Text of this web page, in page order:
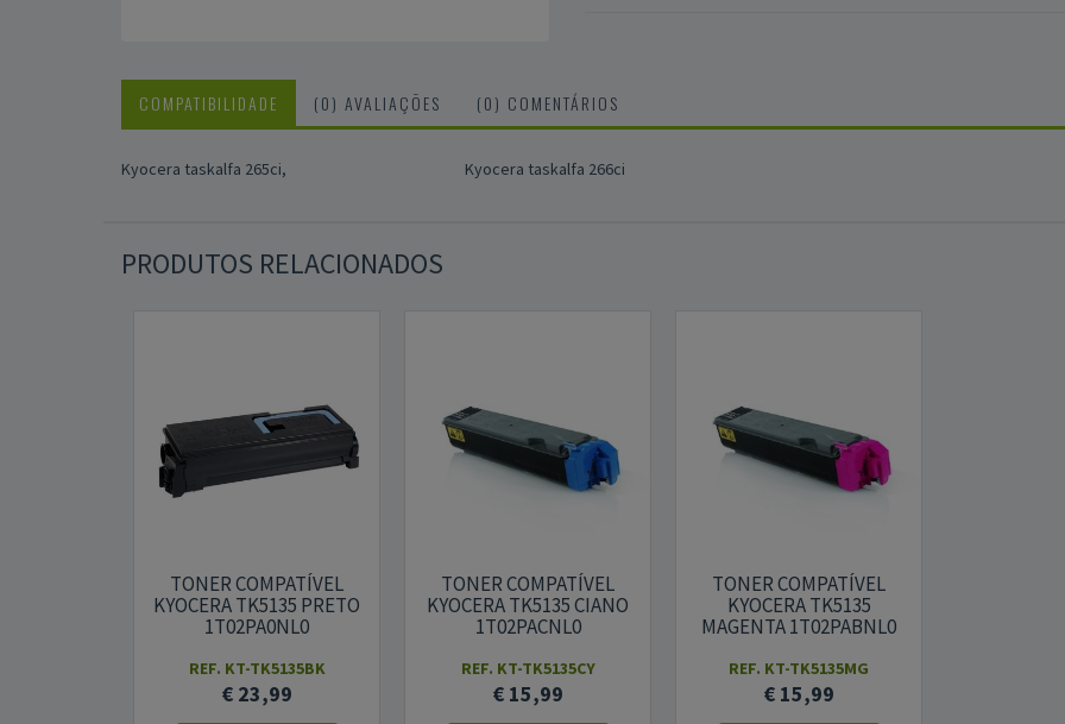
COMPATIBILIDADE (0) AVALIAÇÕES (0) COMENTÁRIOS
Kyocera taskalfa 265ci, Kyocera taskalfa 266ci
PRODUTOS RELACIONADOS
TONER COMPATÍVEL
KYOCERA TK5135 PRETO
1T02PA0NL0
REF. KT-TK5135BK
€ 23,99
TONER COMPATÍVEL
KYOCERA TK5135 CIANO
1T02PACNL0
REF. KT-TK5135CY
€ 15,99
TONER COMPATÍVEL
KYOCERA TK5135
MAGENTA 1T02PABNL0
REF. KT-TK5135MG
€ 15,99